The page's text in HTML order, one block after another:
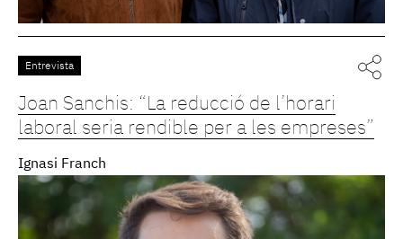
Entrevista
Joan Sanchis: “La reducció de l’horari
laboral seria rendible per a les empreses”
Ignasi Franch